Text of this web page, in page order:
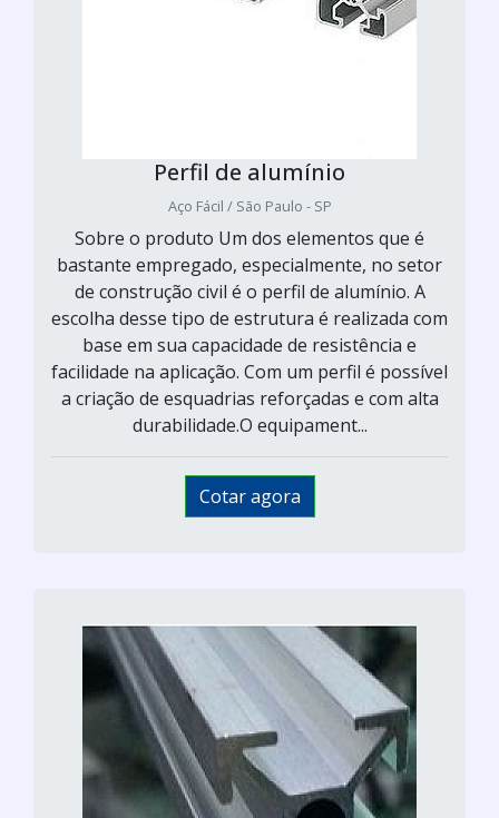
Perfil de alumínio
Aço Fácil / São Paulo - SP
Sobre o produto Um dos elementos que é
bastante empregado, especialmente, no setor
de construção civil é o perfil de alumínio. A
escolha desse tipo de estrutura é realizada com
base em sua capacidade de resistência e
facilidade na aplicação. Com um perfil é possível
a criação de esquadrias reforçadas e com alta
durabilidade.O equipament...
Cotar agora